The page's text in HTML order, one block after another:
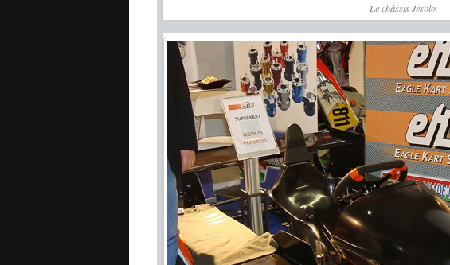
Le châssis Jesolo